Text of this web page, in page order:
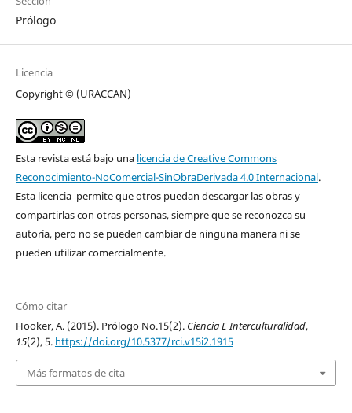
Prólogo
Licencia
Copyright © (URACCAN)
Esta revista está bajo una licencia de Creative Commons
Reconocimiento-NoComercial-SinObraDerivada 4.0 Internacional.
Esta licencia permite que otros puedan descargar las obras y
compartirlas con otras personas, siempre que se reconozca su
autoría, pero no se pueden cambiar de ninguna manera ni se
pueden utilizar comercialmente.
Cómo citar
Hooker, A. (2015). Prólogo No.15(2). Ciencia E Interculturalidad,
15(2), 5. https://doi.org/10.5377/rci.v15i2.1915
Más formatos de cita